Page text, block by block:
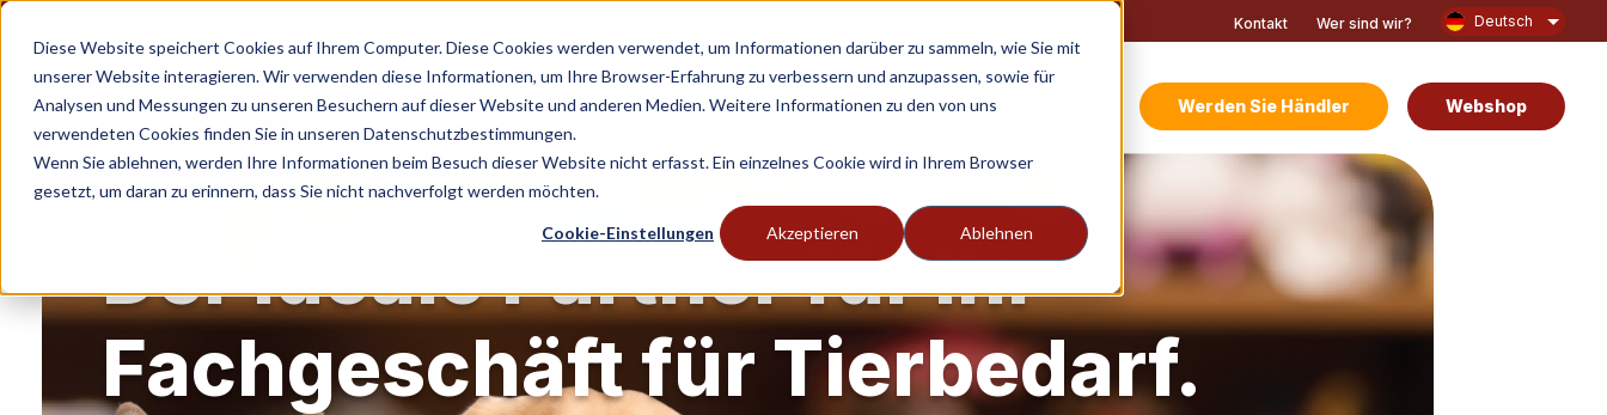
Diese Website speichert Cookies auf Ihrem Computer. Diese Cookies werden verwendet, um Informationen darüber zu sammeln, wie Sie mit
unserer Website interagieren. Wir verwenden diese Informationen, um Ihre Browser-Erfahrung zu verbessern und anzupassen, sowie für
Analysen und Messungen zu unseren Besuchern auf dieser Website und anderen Medien. Weitere Informationen zu den von uns
verwendeten Cookies finden Sie in unseren Datenschutzbestimmungen.
Wenn Sie ablehnen, werden Ihre Informationen beim Besuch dieser Website nicht erfasst. Ein einzelnes Cookie wird in Ihrem Browser
gesetzt, um daran zu erinnern, dass Sie nicht nachverfolgt werden möchten.
Cookie-Einstellungen Akzeptieren Ablehnen
Kontakt Wer sind wir? Deutsch
Werden Sie Händler Webshop
Der ideale Partner für Ihr
Fachgeschäft für Tierbedarf.